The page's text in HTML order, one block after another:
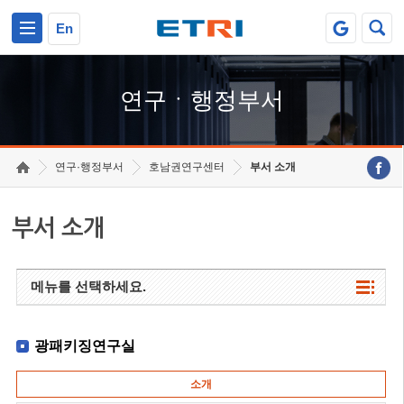
En
연구ㆍ행정부서
연구·행정부서 호남권연구센터 부서 소개
부서 소개
메뉴를 선택하세요.
광패키징연구실
소개